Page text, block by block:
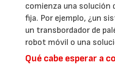
comienza una solución
fija. Por ejemplo, ¿un
un transbordador de
robot móvil o una
Qué cabe esperar a